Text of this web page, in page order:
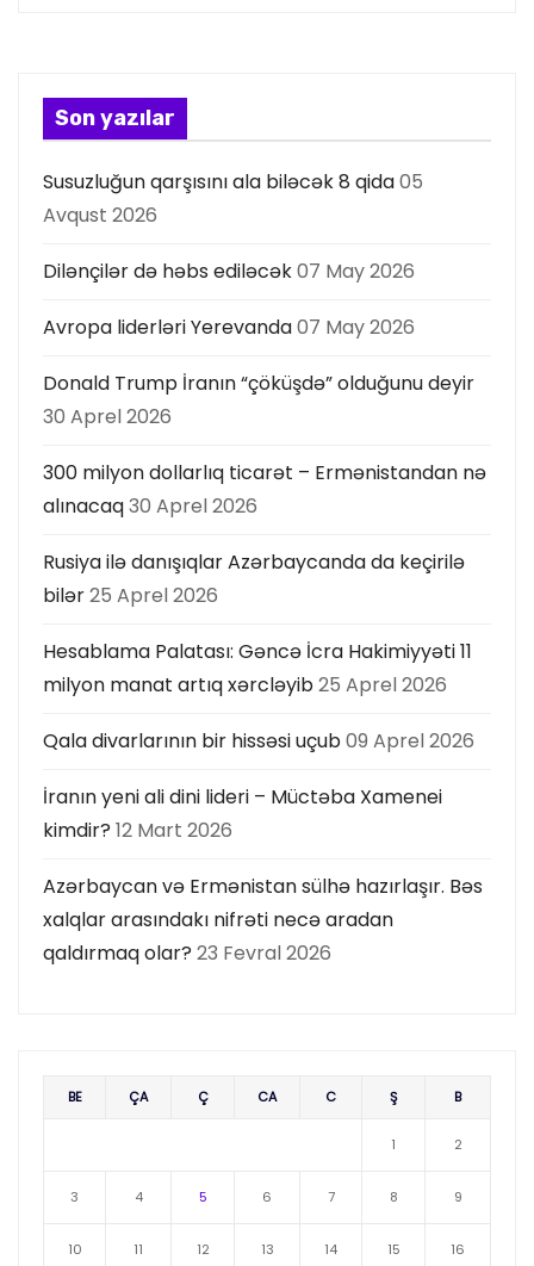
s
ı
Son yazılar
Susuzluğun qarşısını ala biləcək 8 qida05
Avqust 2026
Dilənçilər də həbs ediləcək07 May 2026
Avropa liderləri Yerevanda07 May 2026
Donald Trump İranın “çöküşdə” olduğunu deyir
30 Aprel 2026
300 milyon dollarlıq ticarət – Ermənistandan nə
alınacaq30 Aprel 2026
Rusiya ilə danışıqlar Azərbaycanda da keçirilə
bilər25 Aprel 2026
Hesablama Palatası: Gəncə İcra Hakimiyyəti 11
milyon manat artıq xərcləyib25 Aprel 2026
Qala divarlarının bir hissəsi uçub09 Aprel 2026
İranın yeni ali dini lideri – Müctəba Xamenei
kimdir? 12 Mart 2026
Azərbaycan və Ermənistan sülhə hazırlaşır. Bəs
xalqlar arasındakı nifrəti necə aradan
qaldırmaq olar? 23 Fevral 2026
BE ÇA Ç CA C Ş B
1 2
3 4 5 6 7 8 9
10 11 12 13 14 15 16